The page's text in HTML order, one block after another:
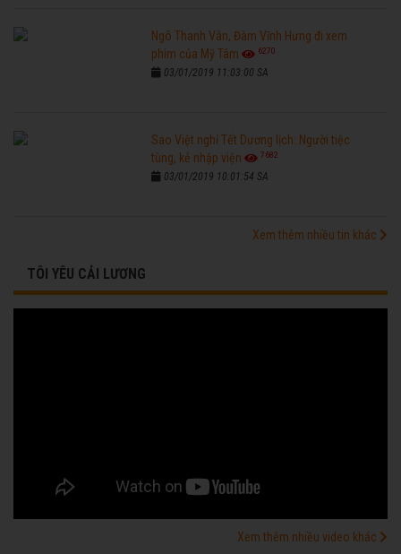
Ngô Thanh Vân, Đàm Vĩnh Hưng đi xem
phim của Mỹ Tâm
6270
03/01/2019 11:03:00 SA
Sao Việt nghỉ Tết Dương lịch: Người tiệc
tùng, kẻ nhập viện
7682
03/01/2019 10:01:54 SA
Xem thêm nhiều tin khác
TÔI YÊU CẢI LƯƠNG
Xem thêm nhiều video khác